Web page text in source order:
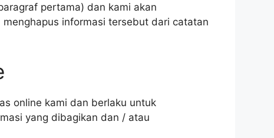
pertama) dan kami akan
informasi tersebut dari catatan
online kami dan berlaku untuk
yang dibagikan dan / atau